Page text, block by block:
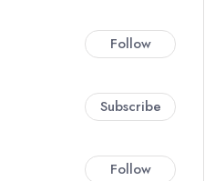
Follow
Subscribe
Follow